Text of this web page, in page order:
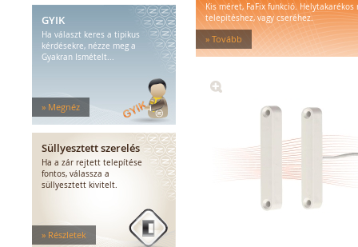
Mechanikus bevéső zárak
Zárbetétek
Lakatok
Mechanikus kiegészítők
Elektromos zárak
Elektromos bevéső zárak
Zárfogadók
MEDIATOR biztonsági zárak
Elektromágnesek
Elektromos zár kiegészítők
Ajtóbehuzók
Felügyeleti érintkezők
GYIK
Ha választ keres a tipikus
kérdésekre, nézze meg a
Gyakran Ismételt...
» Megnéz
Süllyesztett szerelés
Ha a zár rejtett telepítése
fontos, válassza a
süllyesztett kivitelt.
» Részletek
Kis méret, FaFix funkció. Helytakarékos
telepítéshez, vagy cseréhez.
» Tovább